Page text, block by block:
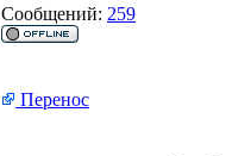
Сообщений: 259
Перенос